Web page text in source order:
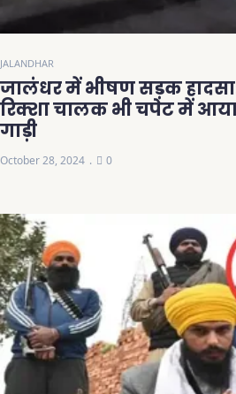
JALANDHAR
जालंधर में भीषण सड़क हादसा:
रिक्शा चालक भी चपेट में
गाड़ी
October 28, 2024 0